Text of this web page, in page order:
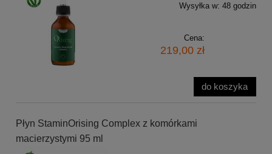
Wysyłka w: 48 godzin
Cena:
219,00 zł
do koszyka
Płyn StaminOrising Complex z komórkami
macierzystymi 95 ml